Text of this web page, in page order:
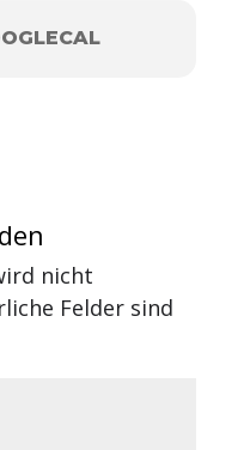
nicht
Felder sind